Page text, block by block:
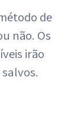
de
não. Os
irão